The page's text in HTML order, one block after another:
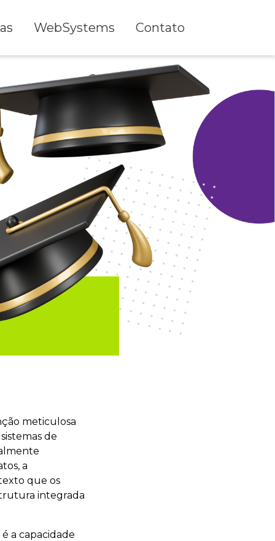
WebSystems Contato
meticulosa
de
a
que os
integrada
a capacidade